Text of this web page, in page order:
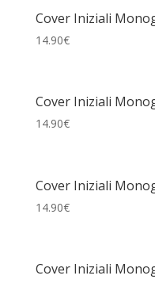
Cover Iniziali
14.90€
Cover Iniziali
14.90€
Cover Iniziali
14.90€
Cover Iniziali